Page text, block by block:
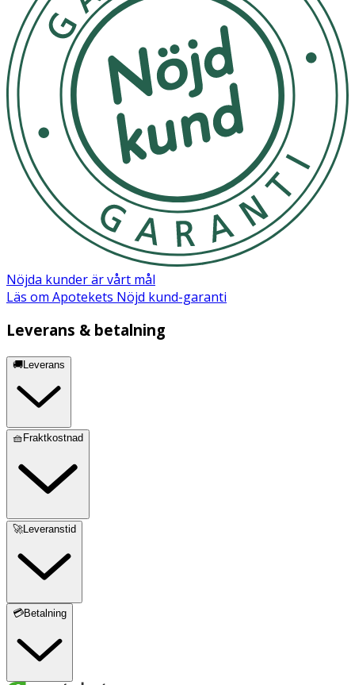
Nöjda kunder är vårt mål
Läs om Apotekets Nöjd kund-garanti
Leverans & betalning
🚚Leverans
🧺Fraktkostnad
🚀Leveranstid
💳Betalning